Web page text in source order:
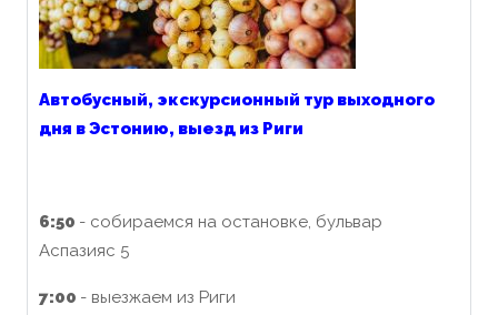
Автобусный, экскурсионный тур выходного
дня в Эстонию, выезд из Риги
6:50 - собираемся на остановке, бульвар
Аспазияс 5
7:00 - выезжаем из Риги